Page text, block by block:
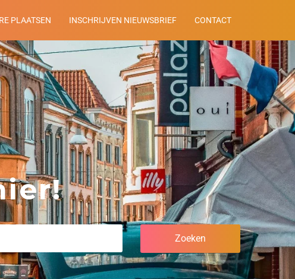
PLAATSEN INSCHRIJVEN NIEUWSBRIEF CONTACT